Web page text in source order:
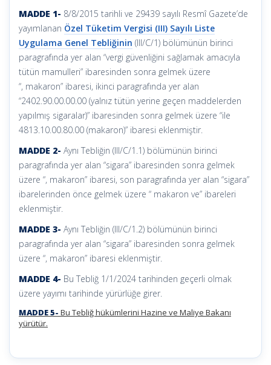
MADDE 1- 8/8/2015 tarihli ve 29439 sayılı Resmî Gazete’de
yayımlanan Özel Tüketim Vergisi (III) Sayılı Liste
Uygulama Genel Tebliğinin (III/C/1) bölümünün birinci
paragrafında yer alan “vergi güvenliğini sağlamak amacıyla
tütün mamulleri” ibaresinden sonra gelmek üzere
“, makaron” ibaresi, ikinci paragrafında yer alan
“2402.90.00.00.00 (yalnız tütün yerine geçen maddelerden
yapılmış sigaralar)” ibaresinden sonra gelmek üzere “ile
4813.10.00.80.00 (makaron)” ibaresi eklenmiştir.
MADDE 2- Aynı Tebliğin (III/C/1.1) bölümünün birinci
paragrafında yer alan “sigara” ibaresinden sonra gelmek
üzere “, makaron” ibaresi, son paragrafında yer alan “sigara”
ibarelerinden önce gelmek üzere “ makaron ve” ibareleri
eklenmiştir.
MADDE 3- Aynı Tebliğin (III/C/1.2) bölümünün birinci
paragrafında yer alan “sigara” ibaresinden sonra gelmek
üzere “, makaron” ibaresi eklenmiştir.
MADDE 4- Bu Tebliğ 1/1/2024 tarihinden geçerli olmak
üzere yayımı tarihinde yürürlüğe girer.
MADDE 5- Bu Tebliğ hükümlerini Hazine ve Maliye Bakanı
yürütür.